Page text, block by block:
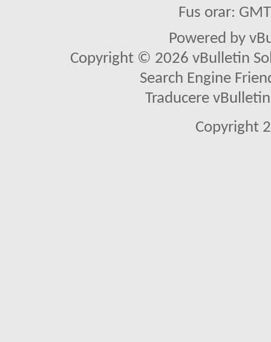
Fus orar:
Powered by
Copyright © 2026 vBulletin
Search Engine
Traducere
Copyright